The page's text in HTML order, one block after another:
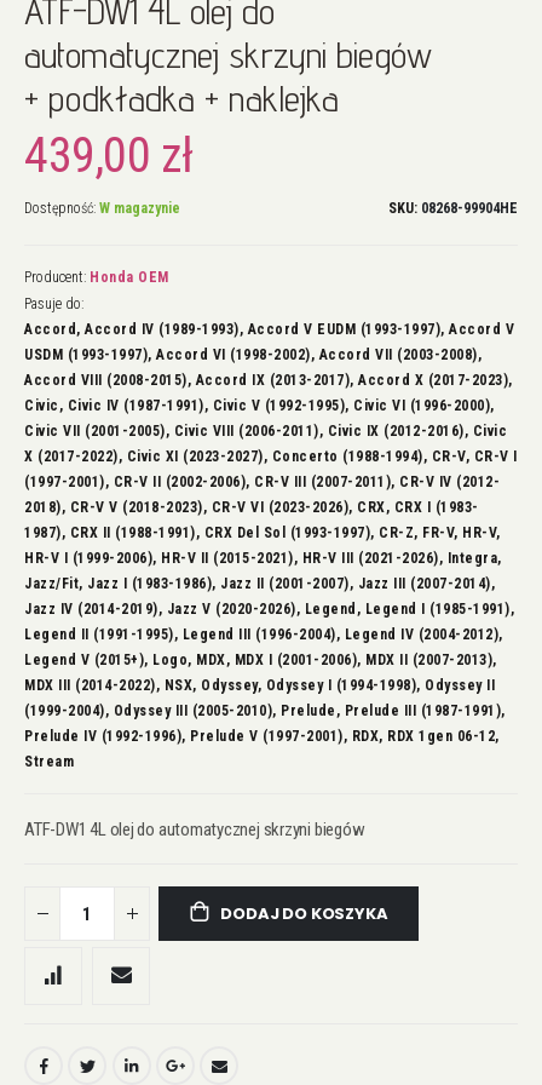
początek
galerii
ATF-DW1 4L olej do
automatycznej skrzyni biegów
+ podkładka + naklejka
439,00 zł
Dostępność: W magazynie SKU 08268-99904HE
Producent: Honda OEM
Pasuje do:
Accord, Accord IV (1989-1993), Accord V EUDM (1993-1997), Accord V
USDM (1993-1997), Accord VI (1998-2002), Accord VII (2003-2008),
Accord VIII (2008-2015), Accord IX (2013-2017), Accord X (2017-2023),
Civic, Civic IV (1987-1991), Civic V (1992-1995), Civic VI (1996-2000),
Civic VII (2001-2005), Civic VIII (2006-2011), Civic IX (2012-2016), Civic
X (2017-2022), Civic XI (2023-2027), Concerto (1988-1994), CR-V, CR-V I
(1997-2001), CR-V II (2002-2006), CR-V III (2007-2011), CR-V IV (2012-
2018), CR-V V (2018-2023), CR-V VI (2023-2026), CRX, CRX I (1983-
1987), CRX II (1988-1991), CRX Del Sol (1993-1997), CR-Z, FR-V, HR-V,
HR-V I (1999-2006), HR-V II (2015-2021), HR-V III (2021-2026), Integra,
Jazz/Fit, Jazz I (1983-1986), Jazz II (2001-2007), Jazz III (2007-2014),
Jazz IV (2014-2019), Jazz V (2020-2026), Legend, Legend I (1985-1991),
Legend II (1991-1995), Legend III (1996-2004), Legend IV (2004-2012),
Legend V (2015+), Logo, MDX, MDX I (2001-2006), MDX II (2007-2013),
MDX III (2014-2022), NSX, Odyssey, Odyssey I (1994-1998), Odyssey II
(1999-2004), Odyssey III (2005-2010), Prelude, Prelude III (1987-1991),
Prelude IV (1992-1996), Prelude V (1997-2001), RDX, RDX 1gen 06-12,
Stream
ATF-DW1 4L olej do automatycznej skrzyni biegów
DODAJ DO KOSZYKA